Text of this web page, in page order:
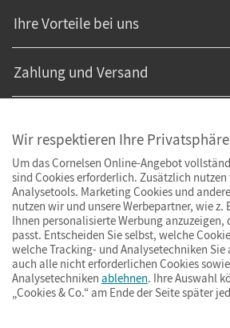
Ihre Vorteile bei uns
Zahlung und Versand
ImpressumAGBDatenschutz
Wir respektieren Ihre Privatsphäre
Um das Cornelsen Online-Angebot
sind Cookies erforderlich. Zusätzlich
Analysetools. Marketing Cookies und
nutzen wir und unsere Werbepartner, wie z.
Ihnen personalisierte Werbung anzuzeigen,
passt. Entscheiden Sie selbst, welche
welche Tracking- und Analysetechniken Sie
auch alle nicht erforderlichen Cookies
Analysetechniken ablehnen. Ihre Auswahl
„Cookies & Co.“ am Ende der Seite später